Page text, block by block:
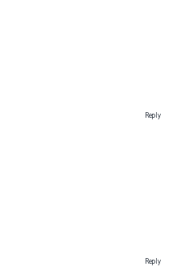
Reply
Reply